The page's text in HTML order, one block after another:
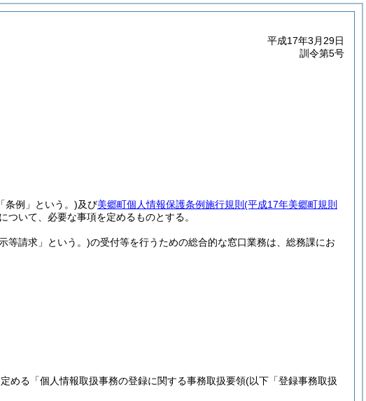
平成17年3月29日
訓令第5号
条例」という。)及び美郷町個人情報保護条例施行規則 (平成17年美郷町規則
いて、必要な事項を定めるものとする。
等請求」という。)の受付等を行うための総合的な窓口業務は、総務課にお
める「個人情報取扱事務の登録に関する事務取扱要領(以下「登録事務取扱